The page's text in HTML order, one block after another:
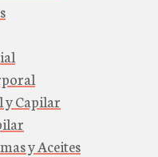
y Capilar
y Aceites